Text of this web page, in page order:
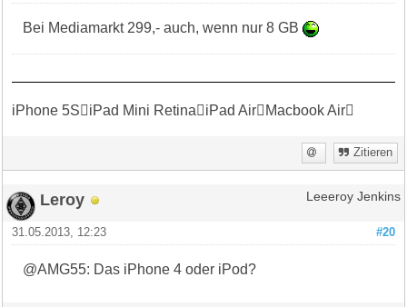
Bei Mediamarkt 299,- auch, wenn nur 8 GB
iPhone 5SiPad Mini RetinaiPad AirMacbook Air
Zitieren
Leroy Leeeroy Jenkins
#20
31.05.2013, 12:23
@AMG55: Das iPhone 4 oder iPod?